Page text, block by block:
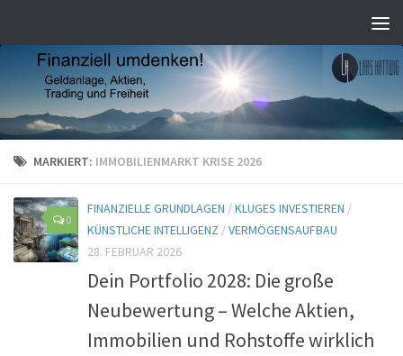
MARKIERT: IMMOBILIENMARKT KRISE 2026
0
FINANZIELLE GRUNDLAGEN /KLUGES INVESTIEREN /
KÜNSTLICHE INTELLIGENZ /VERMÖGENSAUFBAU
28. FEBRUAR 2026
Dein Portfolio 2028: Die große
Neubewertung – Welche Aktien,
Immobilien und Rohstoffe wirklich